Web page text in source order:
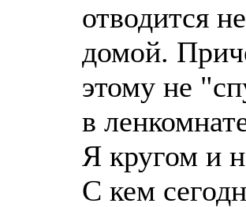
отводится
домой.
этому не
в
Я кругом и
С кем